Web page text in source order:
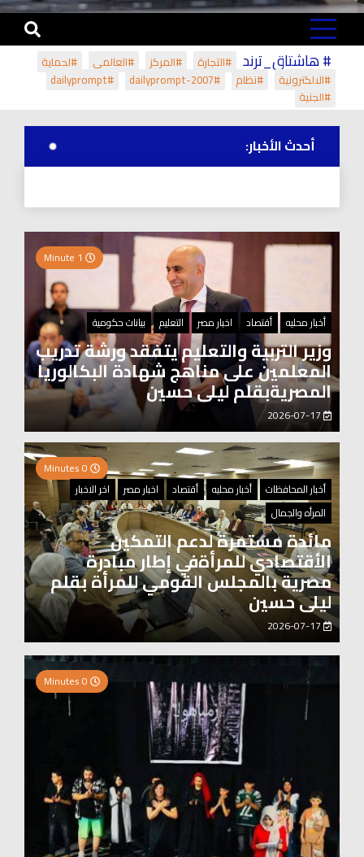
# هاشتاق_ترند #التجارة #المركز #العالمي
#لحماية
#الالكترونية
#نظام #dailyprompt-2007
#dailyprompt
#الجنية
أحدث الأخبار:
أخبار محليه أقتصاد اخبار مصر التعليم بيانات حكومية
وزير التربية والتعليم يتفقد ورشة تدريب
المعلمين على مناهج شهادة البكالوريا
المصريةبقلم ليلى حسين
أخبار المحافظات
أخبار محليه أقتصاد اخبار مصر
اخر الاخبار
المرأه والجمال
مائدة مستمرة لدعم التمكين
الأقتصادي للمرأةفي إطار مبادرة
مصرية بالمجلس القومي للمرأة بقلم
ليلى حسين
2026-07-17